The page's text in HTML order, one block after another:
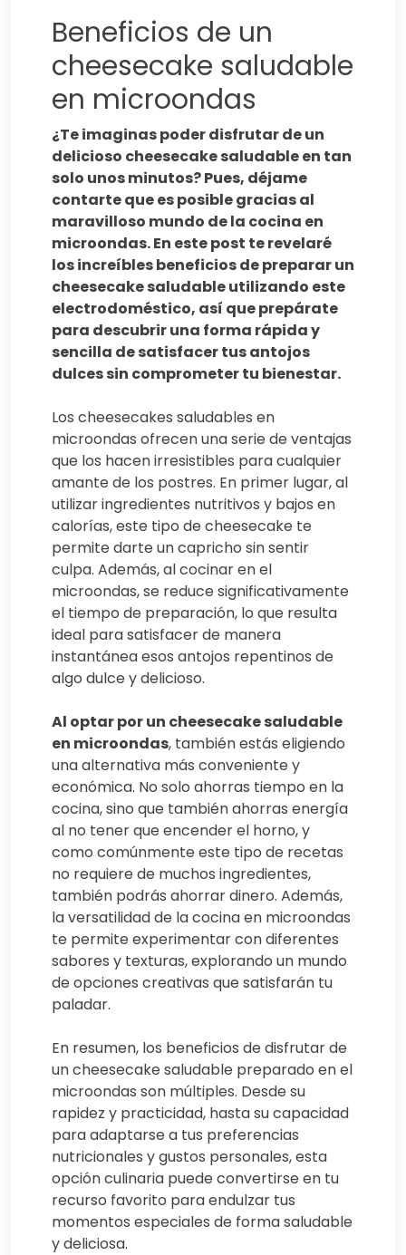
Beneficios de un
cheesecake saludable
en microondas
¿Te imaginas poder disfrutar de un
delicioso cheesecake saludable en tan
solo unos minutos? Pues, déjame
contarte que es posible gracias al
maravilloso mundo de la cocina en
microondas. En este post te revelaré
los increíbles beneficios de preparar un
cheesecake saludable utilizando este
electrodoméstico, así que prepárate
para descubrir una forma rápida y
sencilla de satisfacer tus antojos
dulces sin comprometer tu bienestar.
Los cheesecakes saludables en
microondas ofrecen una serie de ventajas
que los hacen irresistibles para cualquier
amante de los postres. En primer lugar, al
utilizar ingredientes nutritivos y bajos en
calorías, este tipo de cheesecake te
permite darte un capricho sin sentir
culpa. Además, al cocinar en el
microondas, se reduce significativamente
el tiempo de preparación, lo que resulta
ideal para satisfacer de manera
instantánea esos antojos repentinos de
algo dulce y delicioso.
Al optar por un cheesecake saludable
en microondas, también estás eligiendo
una alternativa más conveniente y
económica. No solo ahorras tiempo en la
cocina, sino que también ahorras energía
al no tener que encender el horno, y
como comúnmente este tipo de recetas
no requiere de muchos ingredientes,
también podrás ahorrar dinero. Además,
la versatilidad de la cocina en microondas
te permite experimentar con diferentes
sabores y texturas, explorando un mundo
de opciones creativas que satisfarán tu
paladar.
En resumen, los beneficios de disfrutar de
un cheesecake saludable preparado en el
microondas son múltiples. Desde su
rapidez y practicidad, hasta su capacidad
para adaptarse a tus preferencias
nutricionales y gustos personales, esta
opción culinaria puede convertirse en tu
recurso favorito para endulzar tus
momentos especiales de forma saludable
y deliciosa.